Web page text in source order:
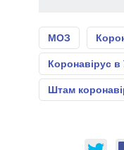
МОЗ
Коронавірус в
Штам